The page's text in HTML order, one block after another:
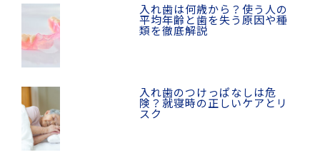
入れ歯は何歳から？使う人の
平均年齢と歯を失う原因や種
類を徹底解説
入れ歯のつけっぱなしは危
険？就寝時の正しいケアとリ
スク